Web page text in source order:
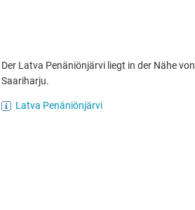
Der Latva Penäniönjärvi liegt in der Nähe von
Saariharju.
Latva Penäniönjärvi